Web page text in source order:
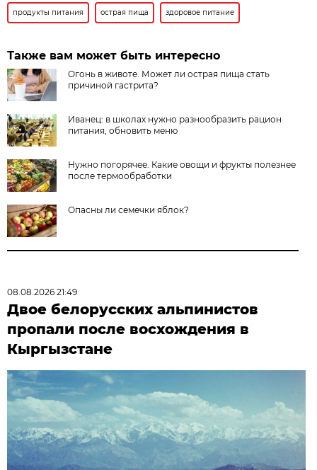
продукты питания острая пища здоровое питание
Также вам может быть интересно
Огонь в животе. Может ли острая пища стать
причиной гастрита?
Иванец: в школах нужно разнообразить рацион
питания, обновить меню
Нужно погорячее. Какие овощи и фрукты полезнее
после термообработки
Опасны ли семечки яблок?
08.08.2026 21:49
Двое белорусских альпинистов
пропали после восхождения в
Кыргызстане